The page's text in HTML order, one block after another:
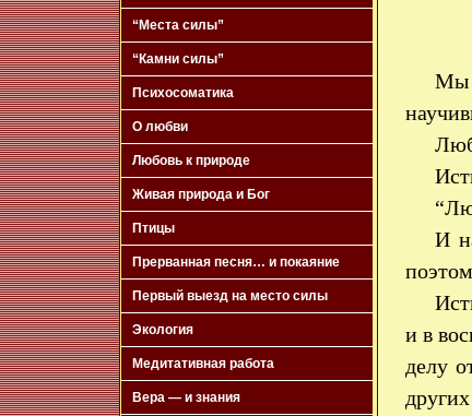
“Места силы”
“Камни силы”
Психосоматика
О любви
Любовь к природе
Живая природа и Бог
Птицы
Прерванная песня… и покаяние
Первый выезд на место силы
Экология
Медитативная работа
Вера — и знания
Мы
И
и в
делу